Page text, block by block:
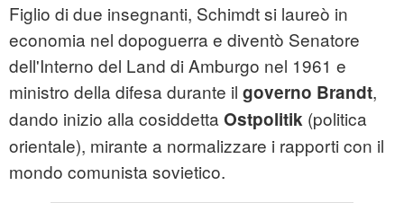
Figlio di due insegnanti, Schimdt si laureò in
economia nel dopoguerra e diventò Senatore
dell'Interno del Land di Amburgo nel 1961 e
ministro della difesa durante il governo Brandt,
dando inizio alla cosiddetta Ostpolitik (politica
orientale), mirante a normalizzare i rapporti con il
mondo comunista sovietico.